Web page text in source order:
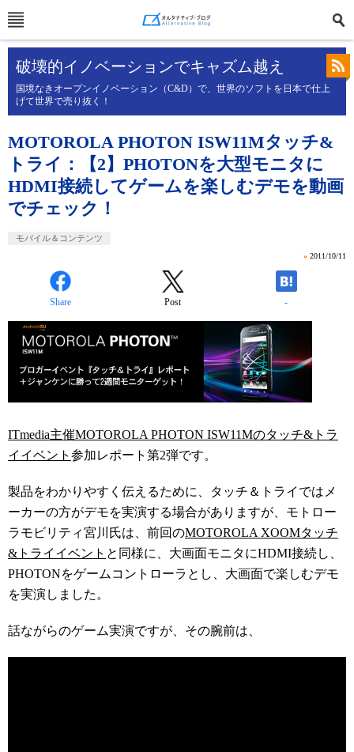
破壊的イノベーションでキャズム越え
国境なきオープンイノベーション（C&D）で、世界のソフトを日本で仕上
げて世界で売り抜く！
MOTOROLA PHOTON ISW11Mタッチ&
トライ：【2】PHOTONを大型モニタに
HDMI接続してゲームを楽しむデモを動画
でチェック！
モバイル＆コンテンツ
» 2011/10/11
Share Post -
ITmedia主催MOTOROLA PHOTON ISW11Mのタッチ&トラ
イイベント 参加レポート第2弾です。
製品をわかりやすく伝えるために、タッチ＆トライではメ
ーカーの方がデモを実演する場合がありますが、モトロー
ラモビリティ宮川氏は、前回のMOTOROLA XOOMタッチ
&トライイベント と同様に、大画面モニタにHDMI接続し、
PHOTONをゲームコントローラとし、大画面で楽しむデモ
を実演しました。
話ながらのゲーム実演ですが、その腕前は、